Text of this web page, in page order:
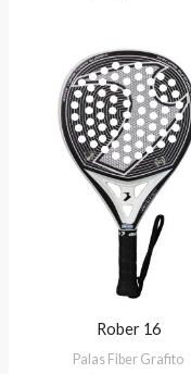
Rober 16
Palas Fiber Grafito